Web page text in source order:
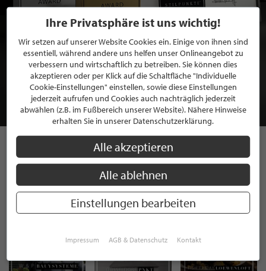
BEWERBEN SIE SICH FÜR EINE GRATIS
MITGLIEDSCHAFT BEI STILPUNKTE®
JETZT GRATIS BEWERBEN
STILPUNKTE AUF
INSTAGRAM
Ihre Privatsphäre ist uns wichtig!
Wir setzen auf unserer Website Cookies ein. Einige von ihnen sind
essentiell, während andere uns helfen unser Onlineangebot zu
verbessern und wirtschaftlich zu betreiben. Sie können dies
akzeptieren oder per Klick auf die Schaltfläche "Individuelle
Cookie-Einstellungen" einstellen, sowie diese Einstellungen
jederzeit aufrufen und Cookies auch nachträglich jederzeit
abwählen (z.B. im Fußbereich unserer Website). Nähere Hinweise
erhalten Sie in unserer Datenschutzerklärung.
Alle akzeptieren
Alle ablehnen
Einstellungen bearbeiten
Impressum AGB & Datenschutz Kontakt